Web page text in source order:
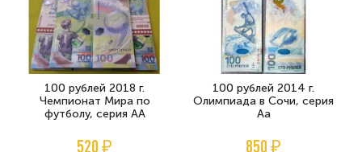
100 рублей 2018 г.
Чемпионат Мира по
футболу, серия АА
520 ₽
100 рублей 2014 г.
Олимпиада в Сочи, серия
Аа
850 ₽